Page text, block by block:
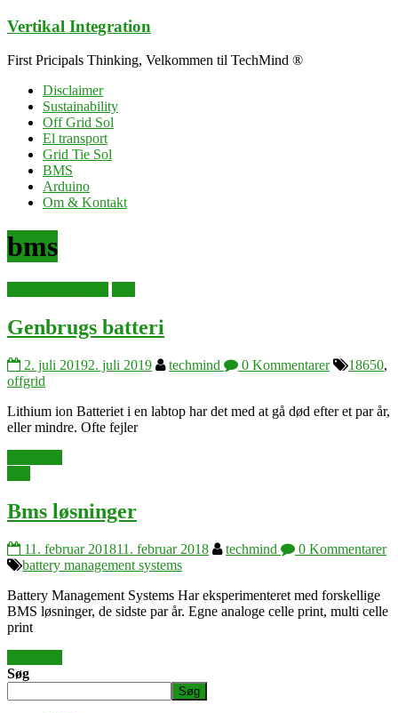
Skip
content
Vertikal Integration
First Pricipals Thinking, Velkommen til TechMind ®
Disclaimer
Sustainability
Off Grid Sol
El transport
Grid Tie Sol
BMS
Arduino
Om & Kontakt
bms
Genbrugs batteri
2. juli 20192. juli 2019 techmind 0 Kommentarer 18650,
offgrid
Lithium ion Batteriet i en labtop har det med at gå død efter et par år,
eller mindre. Ofte fejler
Bms løsninger
11. februar 201811. februar 2018 techmind
0 Kommentarer
battery management systems
Battery Management Systems Har eksperimenteret med forskellige
BMS løsninger, de sidste par år. Egne analoge celle print, multi celle
print
Søg
Søg